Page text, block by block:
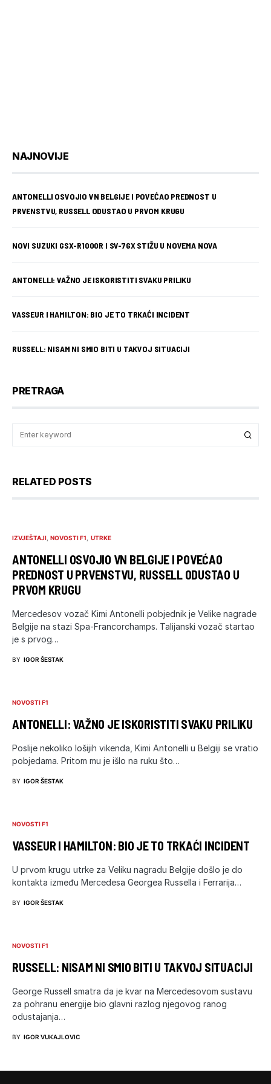
NAJNOVIJE
ANTONELLI OSVOJIO VN BELGIJE I POVEĆAO PREDNOST U
PRVENSTVU, RUSSELL ODUSTAO U PRVOM KRUGU
NOVI SUZUKI GSX-R1000R I SV-7GX STIŽU U NOVEMA NOVA
ANTONELLI: VAŽNO JE ISKORISTITI SVAKU PRILIKU
VASSEUR I HAMILTON: BIO JE TO TRKAĆI INCIDENT
RUSSELL: NISAM NI SMIO BITI U TAKVOJ SITUACIJI
PRETRAGA
RELATED POSTS
IZVJEŠTAJI NOVOSTI F1 UTRKE
ANTONELLI OSVOJIO VN BELGIJE I POVEĆAO
PREDNOST U PRVENSTVU, RUSSELL ODUSTAO U
PRVOM KRUGU
Mercedesov vozač Kimi Antonelli pobjednik je Velike nagrade
Belgije na stazi Spa-Francorchamps. Talijanski vozač startao
je s prvog…
BY IGOR ŠESTAK
NOVOSTI F1
ANTONELLI: VAŽNO JE ISKORISTITI SVAKU PRILIKU
Poslije nekoliko lošijih vikenda, Kimi Antonelli u Belgiji se vratio
pobjedama. Pritom mu je išlo na ruku što…
BY IGOR ŠESTAK
NOVOSTI F1
VASSEUR I HAMILTON: BIO JE TO TRKAĆI INCIDENT
U prvom krugu utrke za Veliku nagradu Belgije došlo je do
kontakta između Mercedesa Georgea Russella i Ferrarija…
BY IGOR ŠESTAK
NOVOSTI F1
RUSSELL: NISAM NI SMIO BITI U TAKVOJ SITUACIJI
George Russell smatra da je kvar na Mercedesovom sustavu
za pohranu energije bio glavni razlog njegovog ranog
odustajanja…
BY IGOR VUKAJLOVIC